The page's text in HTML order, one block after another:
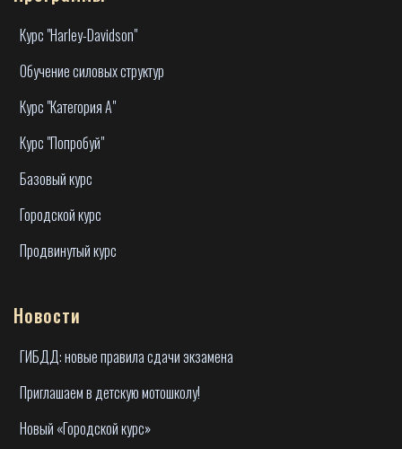
Курс "Harley-Davidson"
Обучение силовых структур
Курс "Категория А"
Курс "Попробуй"
Базовый курс
Городской курс
Продвинутый курс
Новости
ГИБДД: новые правила сдачи экзамена
Приглашаем в детскую мотошколу!
Новый «Городской курс»